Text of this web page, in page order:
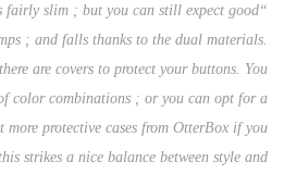
fairly slim ; but you can still expect good
; and falls thanks to the dual materials.
are covers to protect your buttons. You
color combinations ; or you can opt for a
more protective cases from OtterBox if you
strikes a nice balance between style and